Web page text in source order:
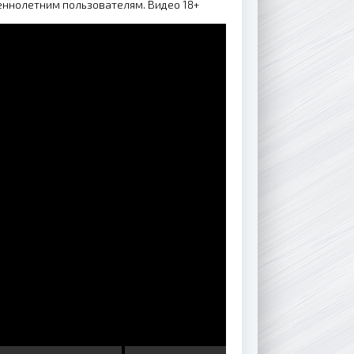
пользователям. Видео 18+